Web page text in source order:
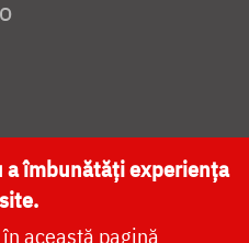
NAȚIONALĂ
a îmbunătăți experiența
această pagină